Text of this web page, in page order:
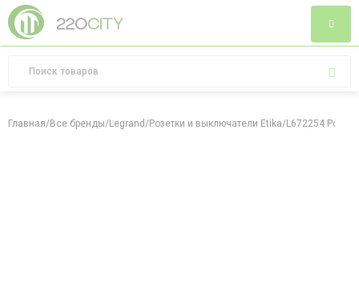
Главная/Все бренды/Legrand/Розетки и выключатели Etika/L672254 Роз